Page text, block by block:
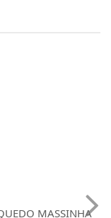
MASSINHA